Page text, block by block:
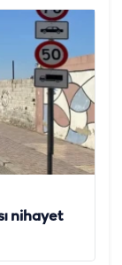
nihayet